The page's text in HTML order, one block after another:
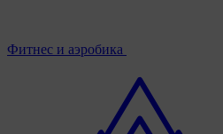
Фитнес и аэробика